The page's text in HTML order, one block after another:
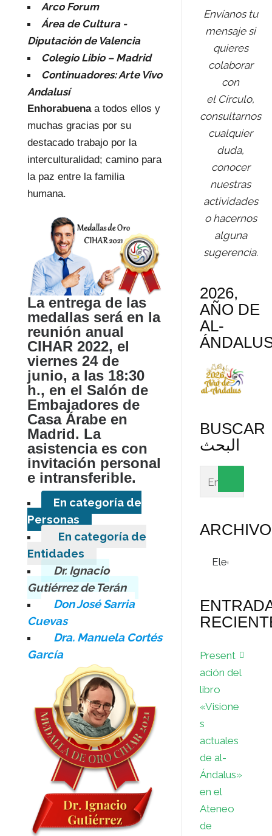
Arco Forum
Área de Cultura -
Diputación de Valencia
Colegio Libio – Madrid
Continuadores: Arte Vivo
Andalusí
Enhorabuenaa todos ellos y
muchas gracias por su
destacado trabajo por la
interculturalidad; camino para
la paz entre la familia
humana.
La entrega de las
medallas será en la
reunión anual
CIHAR 2022, el
viernes 24 de
junio, a las 18:30
h., en el Salón de
Embajadores de
Casa Árabe en
Madrid. La
asistencia es con
invitación personal
e intransferible.
En categoría de
Personas
En categoría de
Entidades
Dr. Ignacio
Gutiérrez de Terán
Don José Sarria
Cuevas
Dra. Manuela Cortés
García
Envíanos tu
mensaje si
quieres
colaborar
con
el Círculo,
consultarnos
cualquier
duda,
conocer
nuestras
actividades
o hacernos
alguna
sugerencia.
2026,
AÑO DE
AL-
BUSCAR
البحث
Present
ación del
libro
«Visione
s
actuales
de al-
Ándalus»
en el
Ateneo
de